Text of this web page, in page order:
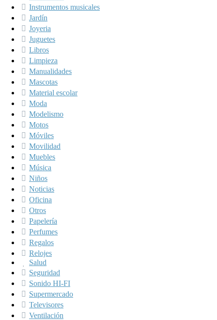
Instrumentos musicales
Jardín
Joyeria
Juguetes
Libros
Limpieza
Manualidades
Mascotas
Material escolar
Moda
Modelismo
Motos
Móviles
Movilidad
Muebles
Música
Niños
Noticias
Oficina
Otros
Papelería
Perfumes
Regalos
Relojes
Salud
Seguridad
Sonido HI-FI
Supermercado
Televisores
Ventilación